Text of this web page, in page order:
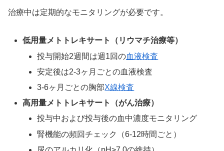
治療中は定期的なモニタリングが必要です。
低用量メトトレキサート（リウマチ治療等）
投与開始2週間は週1回の血液検査
安定後は2-3ヶ月ごとの血液検査
3-6ヶ月ごとの胸部X線検査
高用量メトトレキサート（がん治療）
投与中および投与後の血中濃度モニタリング
腎機能の頻回チェック（6-12時間ごと）